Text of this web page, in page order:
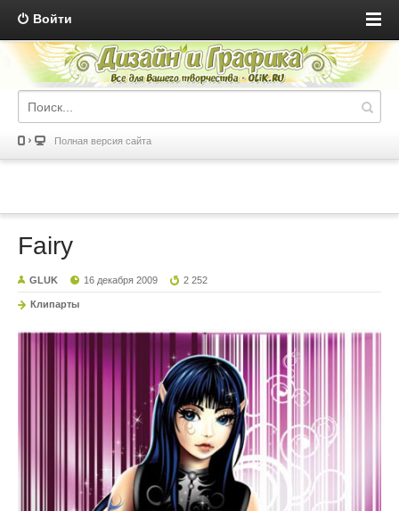
Войти
Полная версия сайта
Fairy
GLUK 16 декабря 2009 2 252
Клипарты